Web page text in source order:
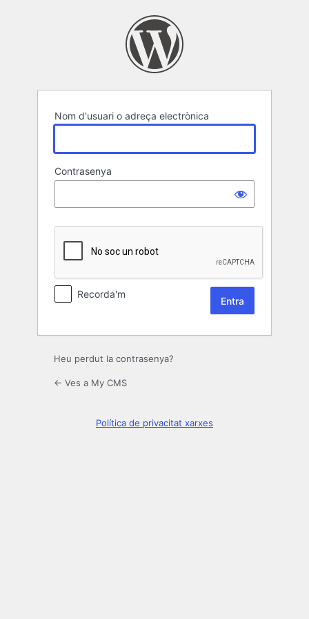
Nom d'usuari o adreça electrònica
Contrasenya
Recorda'm
Heu perdut la contrasenya?
← Ves a My CMS
Política de privacitat xarxes